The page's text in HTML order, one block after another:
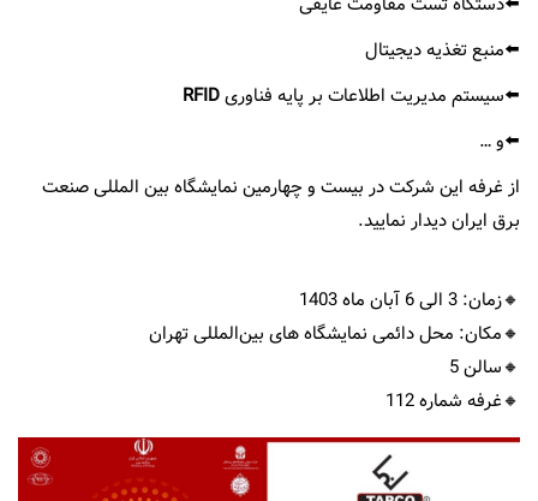
⬅️منبع تغذیه دیجیتال
⬅️سیستم مدیریت اطلاعات بر پایه فناوریRFID
⬅️و …
از غرفه این شرکت در بیست و چهارمین نمایشگاه بین المللی صنعت
برق ایران دیدار نمایید.
🔸زمان: 3 الی 6 آبان ماه 1403
🔸مکان: محل دائمی نمایشگاه های بین‌المللی تهران
🔸سالن 5
🔸غرفه شماره 112